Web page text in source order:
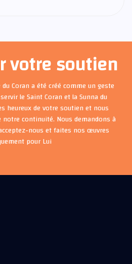
votre soutien
Coran a été créé comme un geste
le Saint Coran et la Sunna du
heureux de votre soutien et nous
continuité. Nous demandons à
nous et faites nos œuvres
pour Lui.